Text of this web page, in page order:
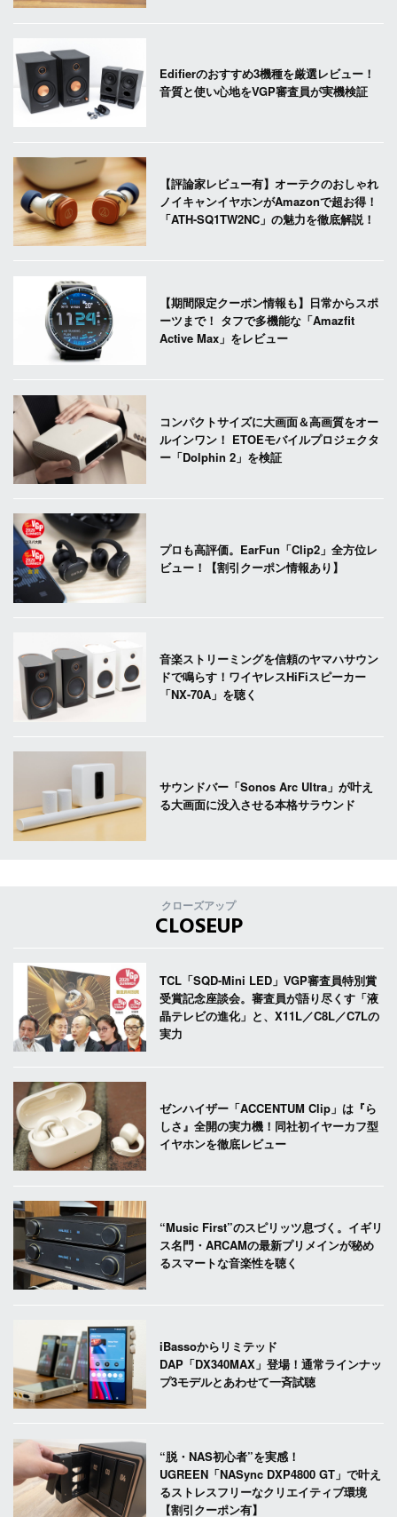
Edifierのおすすめ3機種を厳選レビュー！
音質と使い心地をVGP審査員が実機検証
【評論家レビュー有】オーテクのおしゃれ
ノイキャンイヤホンがAmazonで超お得！
「ATH-SQ1TW2NC」の魅力を徹底解説！
【期間限定クーポン情報も】日常からスポ
ーツまで！ タフで多機能な「Amazfit
Active Max」をレビュー
コンパクトサイズに大画面＆高画質をオー
ルインワン！ ETOEモバイルプロジェクタ
ー「Dolphin 2」を検証
プロも高評価。EarFun「Clip2」全方位レ
ビュー！【割引クーポン情報あり】
音楽ストリーミングを信頼のヤマハサウン
ドで鳴らす！ワイヤレスHiFiスピーカー
「NX-70A」を聴く
サウンドバー「Sonos Arc Ultra」が叶え
る大画面に没入させる本格サラウンド
クローズアップ
CLOSEUP
TCL「SQD-Mini LED」VGP審査員特別賞
受賞記念座談会。審査員が語り尽くす「液
晶テレビの進化」と、X11L／C8L／C7Lの
実力
ゼンハイザー「ACCENTUM Clip」は『ら
しさ』全開の実力機！同社初イヤーカフ型
イヤホンを徹底レビュー
“Music First”のスピリッツ息づく。イギリ
ス名門・ARCAMの最新プリメインが秘め
るスマートな音楽性を聴く
iBassoからリミテッド
DAP「DX340MAX」登場！通常ラインナッ
プ3モデルとあわせて一斉試聴
“脱・NAS初心者”を実感！
UGREEN「NASync DXP4800 GT」で叶え
るストレスフリーなクリエイティブ環境
【割引クーポン有】